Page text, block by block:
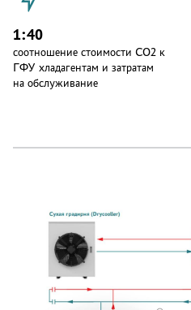
1:40
соотношение стоимости CO2 к
ГФУ хладагентам и затратам
на обслуживание